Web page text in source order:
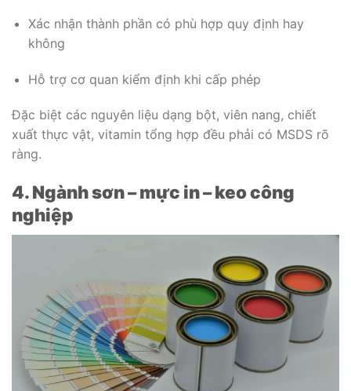
Xác nhận thành phần có phù hợp quy định hay
không
Hỗ trợ cơ quan kiểm định khi cấp phép
Đặc biệt các nguyên liệu dạng bột, viên nang, chiết
xuất thực vật, vitamin tổng hợp đều phải có MSDS rõ
ràng.
4. Ngành sơn – mực in – keo công
nghiệp